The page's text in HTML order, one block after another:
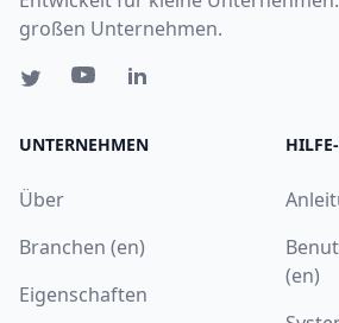
großen Unternehmen.
UNTERNEHMEN
Über
Branchen (en)
Eigenschaften
(en)